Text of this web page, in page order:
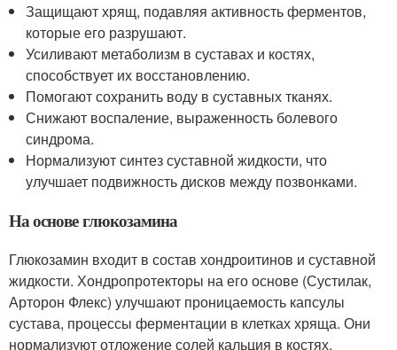
Защищают хрящ, подавляя активность ферментов,
которые его разрушают.
Усиливают метаболизм в суставах и костях,
способствует их восстановлению.
Помогают сохранить воду в суставных тканях.
Снижают воспаление, выраженность болевого
синдрома.
Нормализуют синтез суставной жидкости, что
улучшает подвижность дисков между позвонками.
На основе глюкозамина
Глюкозамин входит в состав хондроитинов и суставной
жидкости. Хондропротекторы на его основе (Сустилак,
Арторон Флекс) улучшают проницаемость капсулы
сустава, процессы ферментации в клетках хряща. Они
нормализуют отложение солей кальция в костях,